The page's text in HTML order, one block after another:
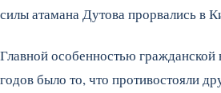
силы атамана Дутова прорвались в
Главной особенностью
годов было то, что противостояли